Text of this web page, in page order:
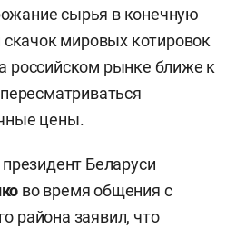
сырья в конечную
скачок мировых котировок
российском рынке ближе к
цены.
Беларуси
во время общения с
района заявил, что